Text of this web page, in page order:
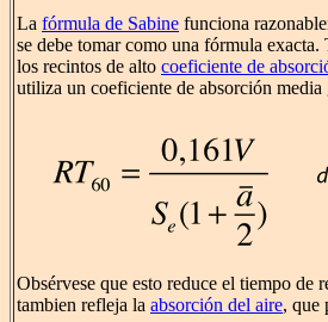
La fórmula de Sabine funciona
se debe tomar como una fórmula exacta.
los recintos de alto coeficiente de
utiliza un coeficiente de absorción media
Obsérvese que esto reduce el tiempo
tambien refleja la absorción del aire, que